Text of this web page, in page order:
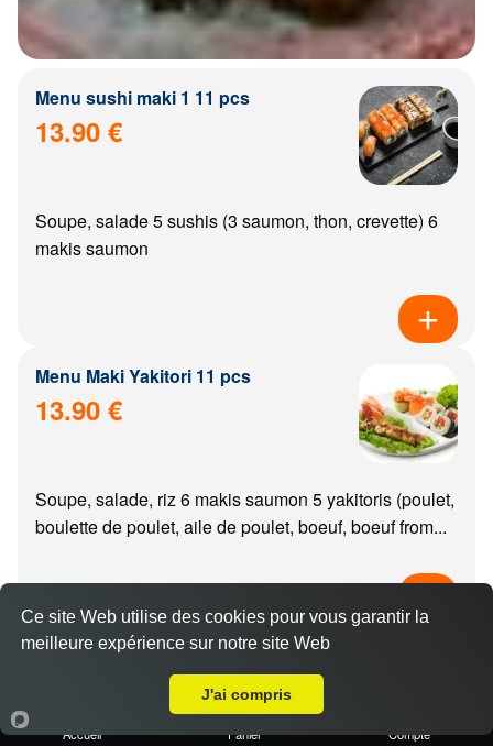
Menu sushi maki 1 11 pcs
13.90 €
Soupe, salade 5 sushis (3 saumon, thon, crevette) 6
makis saumon
Menu Maki Yakitori 11 pcs
13.90 €
Soupe, salade, riz 6 makis saumon 5 yakitoris (poulet,
boulette de poulet, aile de poulet, boeuf, boeuf from...
Menu california Yakitori 11 pcs
Accueil Panier Compte
Ce site Web utilise des cookies pour vous garantir la
meilleure expérience sur notre site Web
J'ai compris